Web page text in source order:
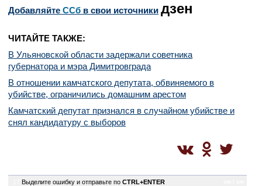
Добавляйте CСб в свои источники дзен
ЧИТАЙТЕ ТАКЖЕ:
В Ульяновской области задержали советника
губернатора и мэра Димитровграда
В отношении камчатского депутата, обвиняемого в
убийстве, ограничились домашним арестом
Камчатский депутат признался в случайном убийстве и
снял кандидатуру с выборов
Выделите ошибку и отправьте по CTRL+ENTER